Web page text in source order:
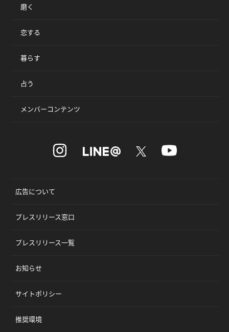
磨く
恋する
暮らす
占う
メンバーコンテンツ
広告について
プレスリリース窓口
プレスリリース一覧
お知らせ
サイトポリシー
推奨環境